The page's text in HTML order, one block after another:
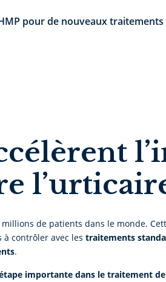
pour de nouveaux
de patients dans le monde.
contrôler avec les traitements
.
importante dans le traitement